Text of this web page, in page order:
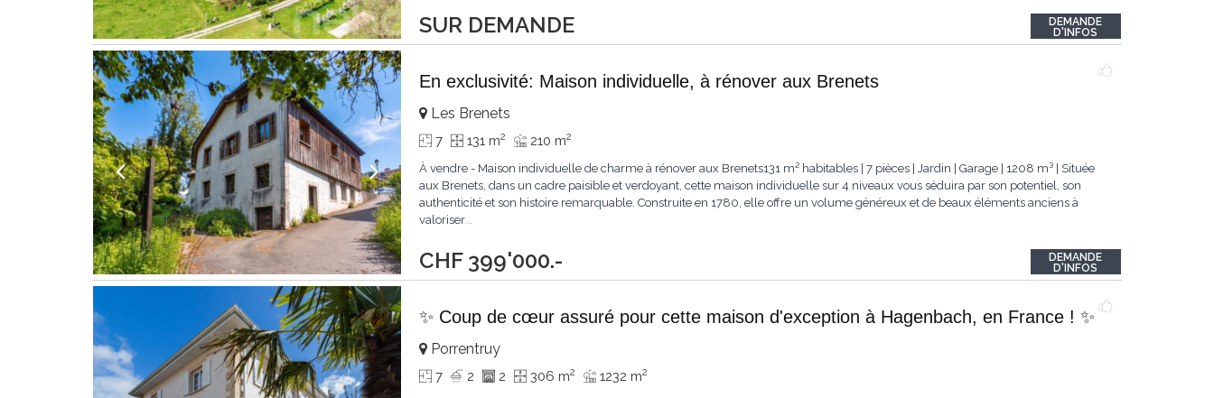
SUR DEMANDE
DEMANDE
D'INFOS
En exclusivité: Maison individuelle, à rénover aux Brenets
CHF 399'000.-
Les Brenets
7 131 m2 210 m2
À vendre - Maison individuelle de charme à rénover aux Brenets131 m² habitables | 7 pièces | Jardin | Garage | 1208 m³ | Située
aux Brenets, dans un cadre paisible et verdoyant, cette maison individuelle sur 4 niveaux vous séduira par son potentiel, son
authenticité et son histoire remarquable. Construite en 1780, elle offre un volume généreux et de beaux éléments anciens à
valoriser...
DEMANDE
D'INFOS
✨ Coup de cœur assuré pour cette maison d'exception à Hagenbach, en France ! ✨
Porrentruy
7 2 2 306 m2 1232 m2